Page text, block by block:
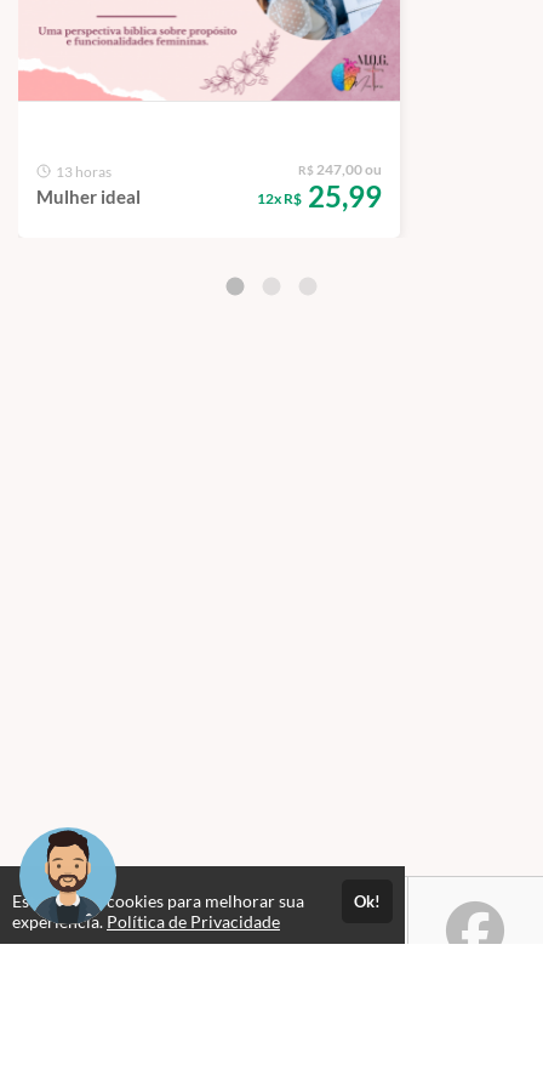
13 horas
Mulher ideal
R$ 247,00 ou
12x R$ 25,99
Este site usa cookies para melhorar sua
experiência. Política de Privacidade
Ok!